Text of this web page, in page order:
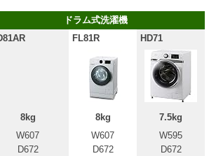
ドラム式洗濯機
FL81R HD71
8kg 8kg 7.5kg
W607
D672
W607
D672
W595
D672